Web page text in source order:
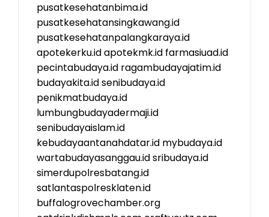
pusatkesehatanbima.id
pusatkesehatansingkawang.id
pusatkesehatanpalangkaraya.id
apotekerku.idapotekmk.id farmasiuad.id
pecintabudaya.id ragambudayajatim.id
budayakita.idsenibudaya.id
penikmatbudaya.id
lumbungbudayadermaji.id
senibudayaislam.id
kebudayaantanahdatar.id mybudaya.id
wartabudayasanggau.idsribudaya.id
simerdupolresbatang.id
satlantaspolresklaten.id
buffalogrovechamber.org